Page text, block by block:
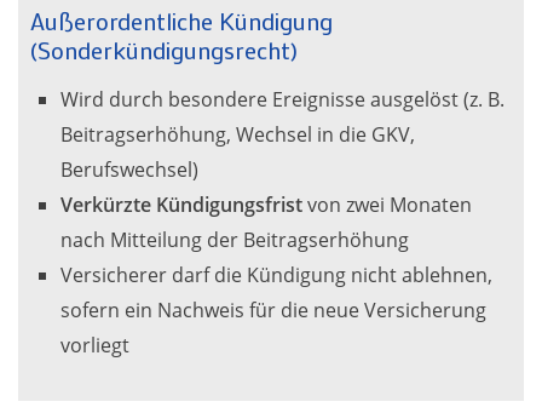
Außerordentliche Kündigung
(Sonderkündigungsrecht)
Wird durch besondere Ereignisse ausgelöst (z. B.
Beitragserhöhung, Wechsel in die GKV,
Berufswechsel)
Verkürzte Kündigungsfristvon zwei Monaten
nach Mitteilung der Beitragserhöhung
Versicherer darf die Kündigung nicht ablehnen,
sofern ein Nachweis für die neue Versicherung
vorliegt